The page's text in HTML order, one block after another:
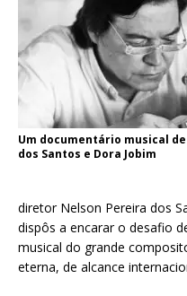
Um documentário musical
dos Santos e Dora Jobim
diretor Nelson Pereira dos
dispôs a encarar o desafio
musical do grande
eterna, de alcance